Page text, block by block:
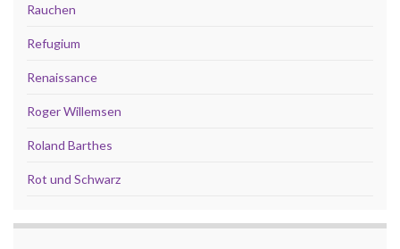
Rauchen
Refugium
Renaissance
Roger Willemsen
Roland Barthes
Rot und Schwarz